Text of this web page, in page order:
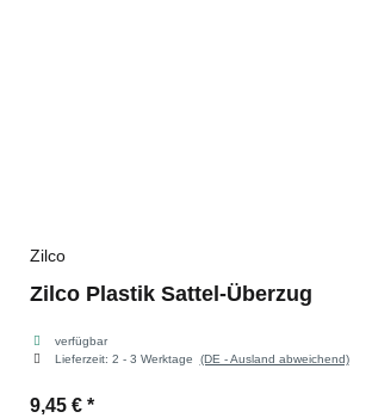
Zilco
Zilco Plastik Sattel-Überzug
verfügbar
Lieferzeit: 2 - 3 Werktage (DE - Ausland abweichend)
9,45 € *